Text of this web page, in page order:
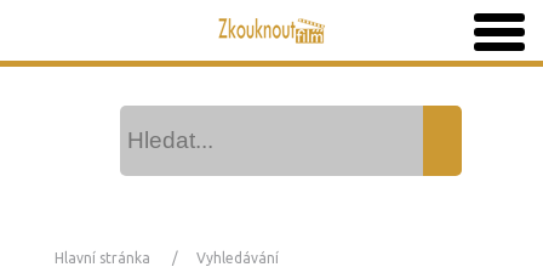
Hlavní stránka Vyhledávání